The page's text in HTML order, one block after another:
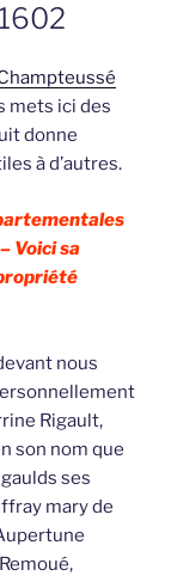
mets ici des
donne
à d’autres.
Voici sa
nous
Rigault,
son nom que
ses
mary de